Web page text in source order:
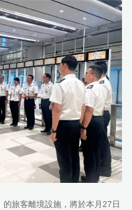
旅客離境設施，將於本月27日